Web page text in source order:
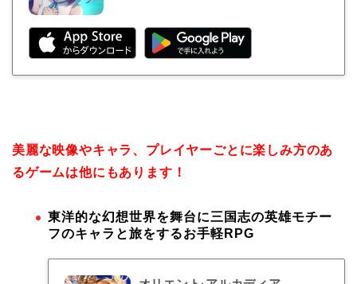
美麗な映像やキャラ、プレイヤーごとに楽しみ方のあ
るゲームは他にもあります！
東洋的な幻想世界を舞台に三国志の英雄モチー
フのキャラと旅をするお手軽RPG